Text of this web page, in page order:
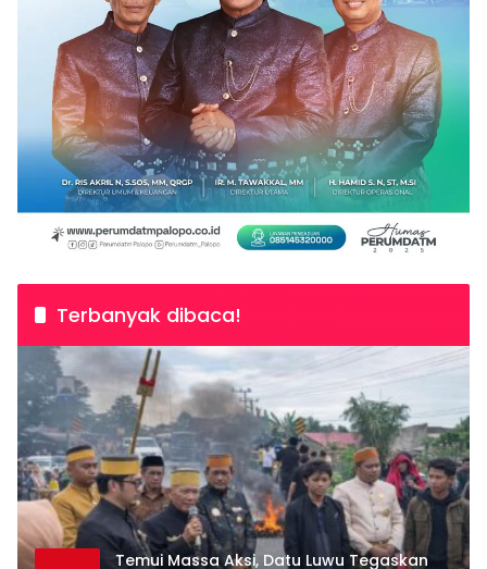
Terbanyak dibaca!
Temui Massa Aksi, Datu Luwu Tegaskan